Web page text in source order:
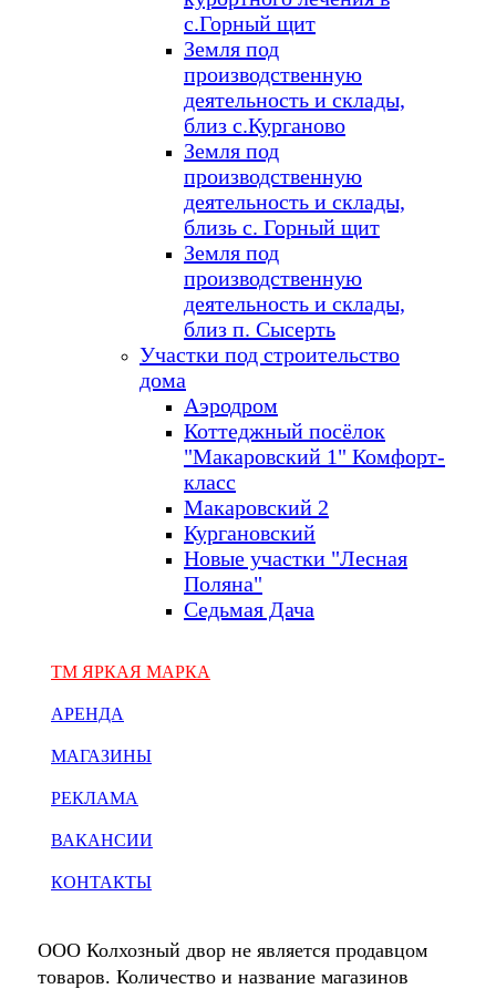
с.Горный щит
Земля под
производственную
деятельность и склады,
близ с.Курганово
Земля под
производственную
деятельность и склады,
близь с. Горный щит
Земля под
производственную
деятельность и склады,
близ п. Сысерть
Участки под строительство
дома
Аэродром
Коттеджный посёлок
"Макаровский 1" Комфорт-
класс
Макаровский 2
Кургановский
Новые участки "Лесная
Поляна"
Седьмая Дача
ТМ ЯРКАЯ МАРКА
АРЕНДА
МАГАЗИНЫ
РЕКЛАМА
ВАКАНСИИ
КОНТАКТЫ
ООО Колхозный двор не является продавцом
товаров. Количество и название магазинов